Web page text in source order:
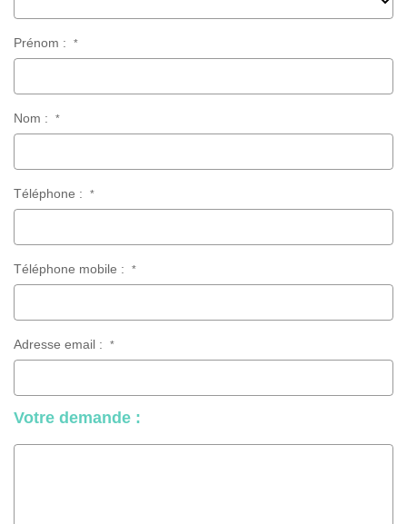
Prénom : *
Nom : *
Téléphone : *
Téléphone mobile : *
Adresse email : *
Votre demande :